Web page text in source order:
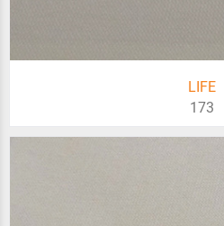
LIFE
173